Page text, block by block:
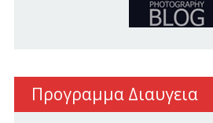
Προγραμμα Διαυγεια